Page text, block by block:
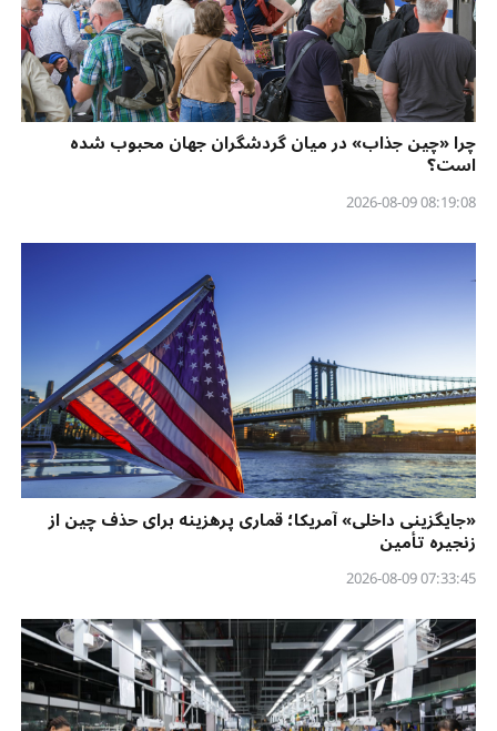
چرا «چین جذاب» در میان گردشگران جهان محبوب شده
است؟
08:19:08 2026-08-09
«جایگزینی داخلی» آمریکا؛ قماری پرهزینه برای حذف چین از
زنجیره تأمین
07:33:45 2026-08-09